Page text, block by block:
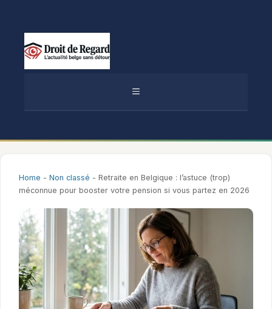
MENU
Home - Non classé - Retraite en Belgique : l’astuce (trop)
méconnue pour booster votre pension si vous partez en 2026